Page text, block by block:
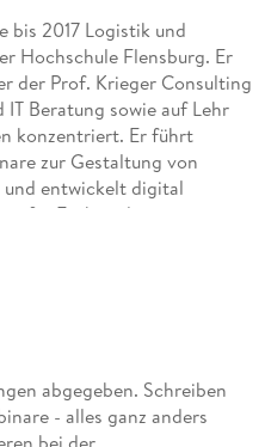
bis 2017 Logistik und
Hochschule Flensburg. Er
der Prof. Krieger Consulting
IT Beratung sowie auf Lehr
konzentriert. Er führt
zur Gestaltung von
entwickelt digital
für Fach und
abgegeben. Schreiben
- alles ganz anders